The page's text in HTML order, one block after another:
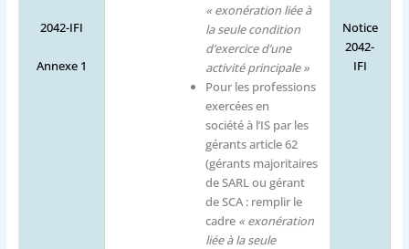
2042-IFI
​Annexe 1
« exonération liée à
la seule condition
d’exercice d’une
activité principale »
Pour les professions
exercées en
société à l’IS par les
gérants article 62
(gérants majoritaires
de SARL ou gérant
de SCA : remplir le
cadre « exonération
liée à la seule
Notice
2042-
IFI